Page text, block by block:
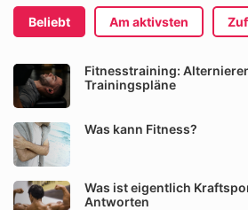
Beliebt Am aktivsten
Fitnesstraining:
Trainingspläne
Was kann Fitness?
Was ist eigentlich
Antworten